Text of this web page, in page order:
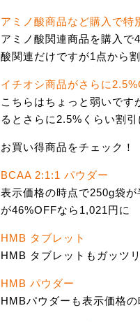
アミノ酸商品など購入で特
アミノ酸関連商品を購入で
酸関連だけですが1点から
イチオシ商品がさらに
こちらはちょっと弱いで
るとさらに2.5%くらい割
お買い得商品をチェック！
BCAA 2:1:1 パウダー
表示価格の時点で250g袋
が46%OFFなら1,021円に
HMB タブレット
HMB タブレットもガッツ
HMB パウダー
HMBパウダーも表示価格